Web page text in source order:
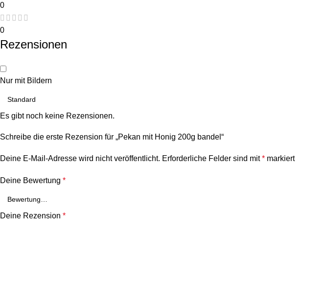
0
0
Rezensionen
Nur mit Bildern
Es gibt noch keine Rezensionen.
Schreibe die erste Rezension für „Pekan mit Honig 200g bandel“
Deine E-Mail-Adresse wird nicht veröffentlicht. Erforderliche Felder sind mit* markiert
Deine Bewertung *
Deine Rezension *